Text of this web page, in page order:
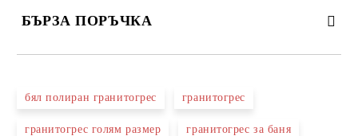
БЪРЗА ПОРЪЧКА
бял полиран гранитогрес гранитогрес
гранитогрес голям размер гранитогрес за баня